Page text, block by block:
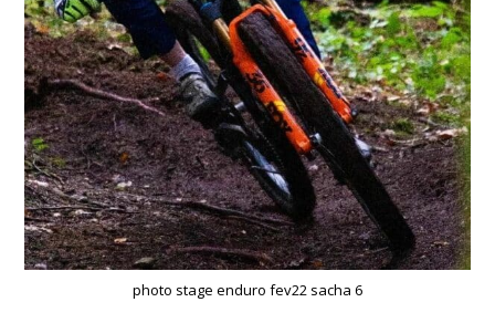
photo stage enduro fev22 sacha 6